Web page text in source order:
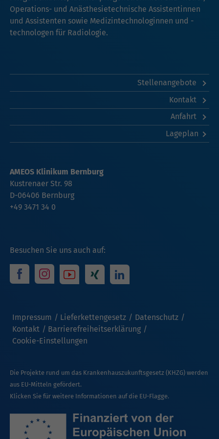
Operations- und Anästhesietechnische Assistentinnen
und Assistenten sowie Medizintechnologinnen und -
technologen für Radiologie.
Stellenangebote
Kontakt
Anfahrt
Lageplan
Besuchen Sie uns auch auf:
Impressum Lieferkettengesetz
Datenschutz
Kontakt
Barrierefreiheitserklärung
Cookie-Einstellungen
AMEOS Klinikum Bernburg
Kustrenaer Str. 98
D-06406 Bernburg
+49 3471 34 0
Die Projekte rund um das Krankenhauszukunftsgesetz (KHZG) werden
aus EU-Mitteln gefördert.
Klicken Sie für weitere Informationen auf die EU-Flagge.